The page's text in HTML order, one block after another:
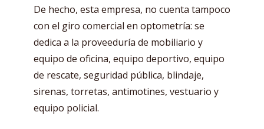
De hecho, esta empresa, no cuenta tampoco
con el giro comercial en optometría: se
dedica a la proveeduría de mobiliario y
equipo de oficina, equipo deportivo, equipo
de rescate, seguridad pública, blindaje,
sirenas, torretas, antimotines, vestuario y
equipo policial.